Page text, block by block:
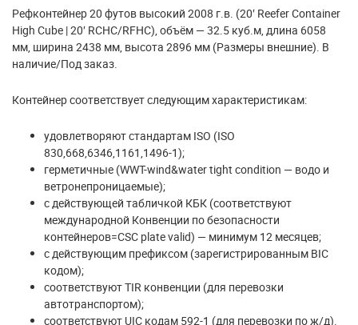
Рефконтейнер 20 футов высокий 2008 г.в. (20′ Reefer Container
High Cube | 20′ RCHC/RFHC), объём — 32.5 куб.м, длина 6058
мм, ширина 2438 мм, высота 2896 мм (Размеры внешние). В
наличие/Под заказ.
Контейнер соответствует следующим характеристикам:
удовлетворяют стандартам ISO (ISO
830,668,6346,1161,1496-1);
герметичные (WWT-wind&water tight condition — водо и
ветронепроницаемые);
с действующей табличкой КБК (соответствуют
международной Конвенции по безопасности
контейнеров=CSC plate valid) — минимум 12 месяцев;
с действующим префиксом (зарегистрированным BIC
кодом);
соответствуют TIR конвенции (для перевозки
автотранспортом);
соответствуют UIC кодам 592-1 (для перевозки по ж/д).